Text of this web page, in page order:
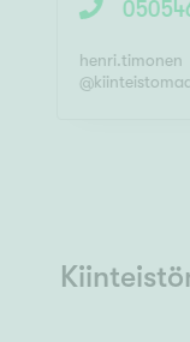
henri.timonen
@